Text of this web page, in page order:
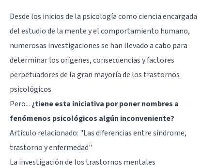
Desde los inicios de la psicología como ciencia encargada
del estudio de la mente y el comportamiento humano,
numerosas investigaciones se han llevado a cabo para
determinar los orígenes, consecuencias y factores
perpetuadores de la gran mayoría de los trastornos
psicológicos.
Pero... ¿tiene esta iniciativa por poner nombres a
fenómenos psicológicos algún inconveniente?
Artículo relacionado: "Las diferencias entre síndrome,
trastorno y enfermedad"
La investigación de los trastornos mentales